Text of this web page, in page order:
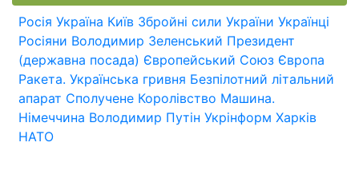
Росія Україна Київ Збройні сили України Українці
Росіяни Володимир Зеленський Президент
(державна посада) Європейський Союз Європа
Ракета. Українська гривня Безпілотний літальний
апарат Сполучене Королівство Машина.
Німеччина Володимир Путін Укрінформ Харків
НАТО